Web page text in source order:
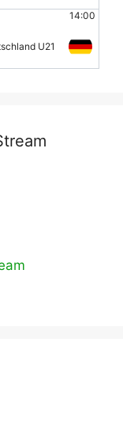
14:00
U21